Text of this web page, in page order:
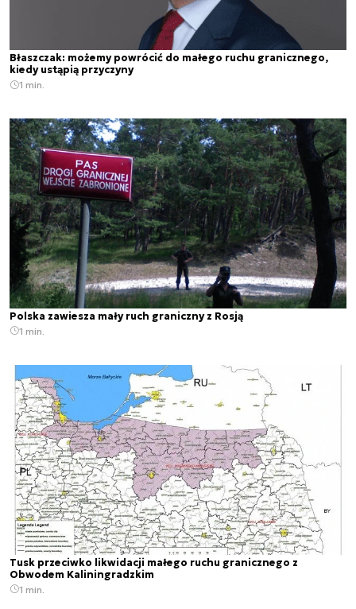
Błaszczak: możemy powrócić do małego ruchu granicznego,
kiedy ustąpią przyczyny
1 min.
Polska zawiesza mały ruch graniczny z Rosją
1 min.
Tusk przeciwko likwidacji małego ruchu granicznego z
Obwodem Kaliningradzkim
1 min.